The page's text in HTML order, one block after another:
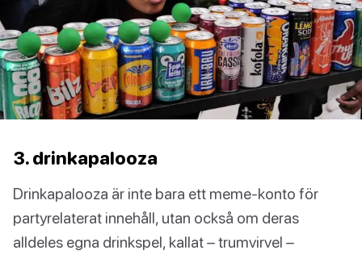
3. drinkapalooza
Drinkapalooza är inte bara ett meme-konto för
partyrelaterat innehåll, utan också om deras
alldeles egna drinkspel, kallat – trumvirvel –